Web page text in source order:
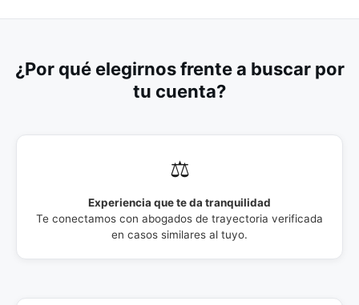
¿Por qué elegirnos frente a buscar por
tu cuenta?
⚖️
Experiencia que te da tranquilidad
Te conectamos con abogados de trayectoria verificada
en casos similares al tuyo.